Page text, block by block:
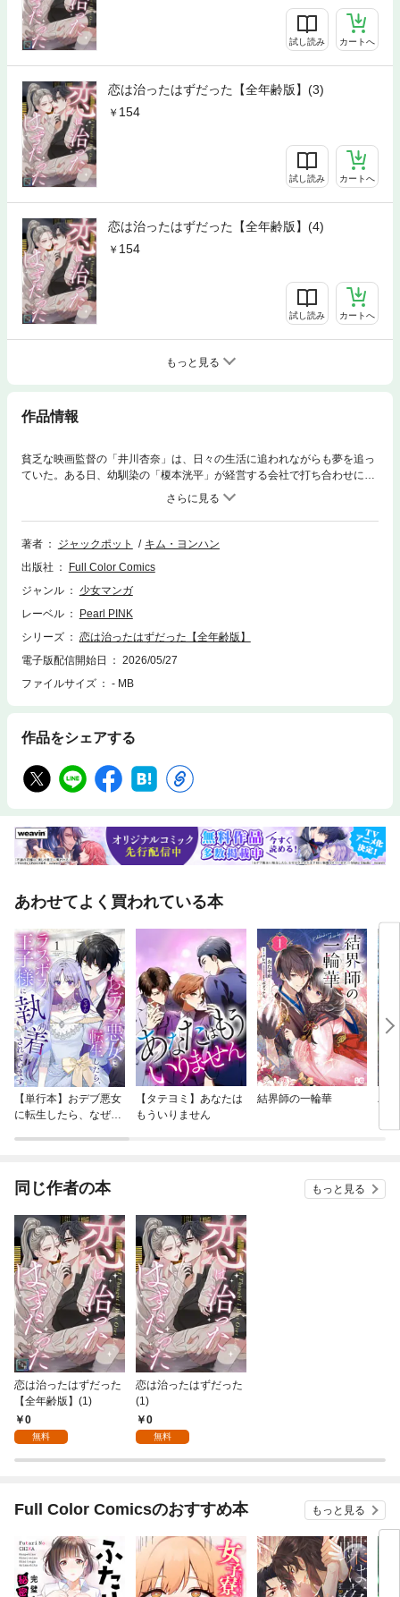
試し読み カートへ
恋は治ったはずだった【全年齢版】(3)
154
試し読み カートへ
恋は治ったはずだった【全年齢版】(4)
154
試し読み カートへ
もっと見る
作品情報
貧乏な映画監督の「井川杏奈」は、日々の生活に追われながらも夢を追っ
ていた。ある日、幼馴染の「榎本洸平」が経営する会社で打ち合わせに臨
むと、そこには忘れられない男「上原智史」の姿があった。大学の先輩で
ある智史は、今や売れっ子の脚本家だ。苦い記憶しかない彼との再会に顔
をしかめる杏奈。人を値踏みするような視線は昔のままで、それが余計に
杏奈を苛立たせると同時に、最低最悪だった出会いの記憶を呼び覚まし
かし、智史との再会をきっかけにして、杏奈は自らの因縁と決着をつける
ことになる。不器用な二人が紡ぐ、再会から始まる物語。※こちらは同一
著者 ジャックポット
キム・ヨンハン
出版社
Full Color Comics
ジャンル
少女マンガ
レーベル
Pearl PINK
シリーズ
恋は治ったはずだった【全年齢版】
電子版配信開始日
2026/05/27
ファイルサイズ
- MB
作品をシェアする
あわせてよく買われている本
【単行本】おデブ悪女
に転生したら、なぜか
【タテヨミ】あなたは
もういりません
結界師の一輪華
バ
今
同じ作者の本 もっと見る
恋は治ったはずだった
【全年齢版】(1)
0
無料
恋は治ったはずだった
(1)
0
無料
Full Color Comicsのおすすめ本 もっと見る